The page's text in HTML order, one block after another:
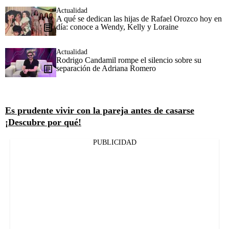
Actualidad
A qué se dedican las hijas de Rafael Orozco hoy en
día: conoce a Wendy, Kelly y Loraine
Actualidad
Rodrigo Candamil rompe el silencio sobre su
separación de Adriana Romero
Es prudente vivir con la pareja antes de casarse
¡Descubre por qué!
PUBLICIDAD